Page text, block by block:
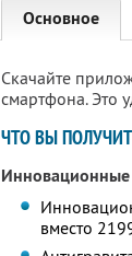
Основное
Скачайте
смартфона. Это
ЧТО ВЫ
Инновационные
вместо